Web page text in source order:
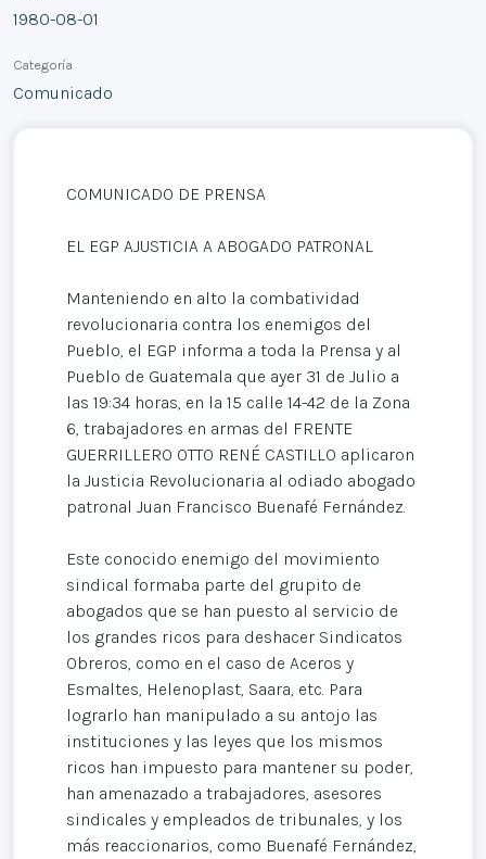
1980-08-01
Categoría
Comunicado
COMUNICADO DE PRENSA
EL EGP AJUSTICIA A ABOGADO PATRONAL
Manteniendo en alto la combatividad
revolucionaria contra los enemigos del
Pueblo, el EGP informa a toda la Prensa y al
Pueblo de Guatemala que ayer 31 de Julio a
las 19:34 horas, en la 15 calle 14-42 de la Zona
6, trabajadores en armas del FRENTE
GUERRILLERO OTTO RENÉ CASTILLO aplicaron
la Justicia Revolucionaria al odiado abogado
patronal Juan Francisco Buenafé Fernández.
Este conocido enemigo del movimiento
sindical formaba parte del grupito de
abogados que se han puesto al servicio de
los grandes ricos para deshacer Sindicatos
Obreros, como en el caso de Aceros y
Esmaltes, Helenoplast, Saara, etc. Para
lograrlo han manipulado a su antojo las
instituciones y las leyes que los mismos
ricos han impuesto para mantener su poder,
han amenazado a trabajadores, asesores
sindicales y empleados de tribunales, y los
más reaccionarios, como Buenafé Fernández,